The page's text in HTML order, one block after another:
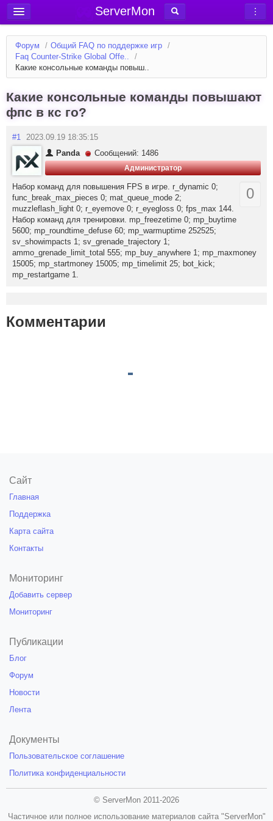
ServerMon
Добавить сервер
Мониторинг серверов
Блог
Статьи
Форум
Вход в аккаунт
Форум / Общий FAQ по поддержке игр /
Faq Counter-Strike Global Offe..
/
Какие консольные команды повыш..
Какие консольные команды повышают
фпс в кс го?
#1 2023.09.19 18:35:15
Panda
Сообщений: 1486
Администратор
0
Набор команд для повышения FPS в игре. r_dynamic 0;
func_break_max_pieces 0; mat_queue_mode 2;
muzzleflash_light 0; r_eyemove 0; r_eyegloss 0; fps_max 144.
Набор команд для тренировки. mp_freezetime 0; mp_buytime
5600; mp_roundtime_defuse 60; mp_warmuptime 252525;
sv_showimpacts 1; sv_grenade_trajectory 1;
ammo_grenade_limit_total 555; mp_buy_anywhere 1; mp_maxmoney
15005; mp_startmoney 15005; mp_timelimit 25; bot_kick;
mp_restartgame 1.
Комментарии
Сайт
Главная
Поддержка
Карта сайта
Контакты
Мониторинг
Добавить сервер
Мониторинг
Публикации
Блог
Форум
Новости
Лента
Документы
Пользовательское соглашение
Политика конфиденциальности
© ServerMon 2011-2026
Частичное или полное использование материалов сайта "ServerMon"